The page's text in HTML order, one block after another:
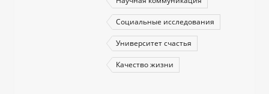
Социальные исследования
Университет счастья
Качество жизни